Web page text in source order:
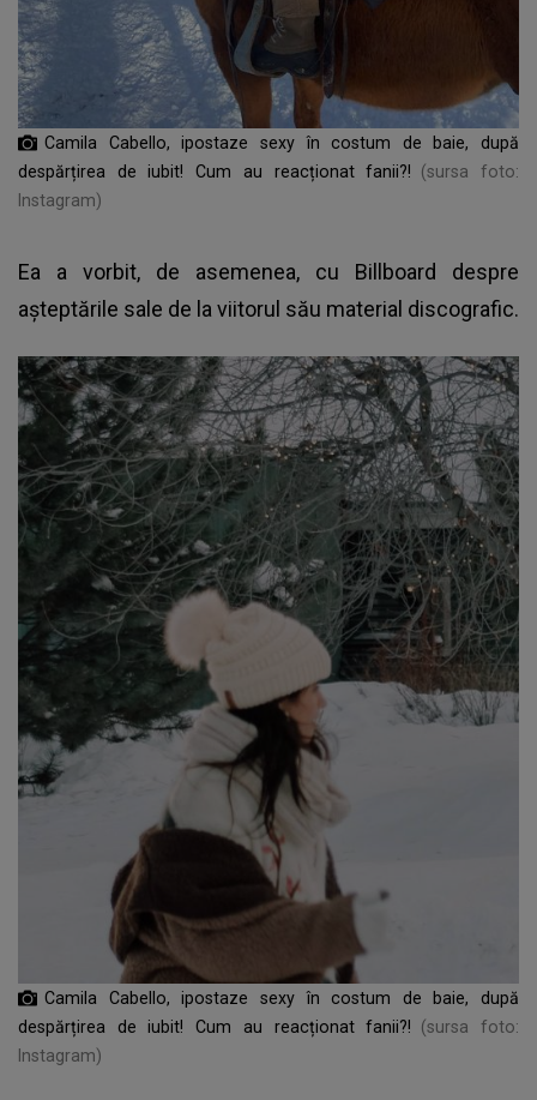
Camila Cabello, ipostaze sexy în costum de baie, după
despărțirea de iubit! Cum au reacționat fanii?!
(sursa foto:
Instagram)
Ea a vorbit, de asemenea, cu Billboard despre
așteptările sale de la viitorul său material discografic.
Camila Cabello, ipostaze sexy în costum de baie, după
despărțirea de iubit! Cum au reacționat fanii?!
(sursa foto:
Instagram)